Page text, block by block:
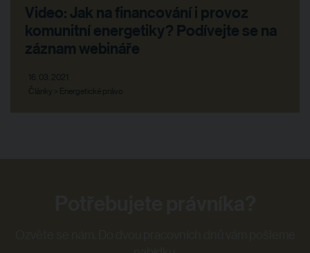
Video: Jak na financování i provoz
komunitní energetiky? Podívejte se na
záznam webináře
16. 03. 2021
Články > Energetické právo